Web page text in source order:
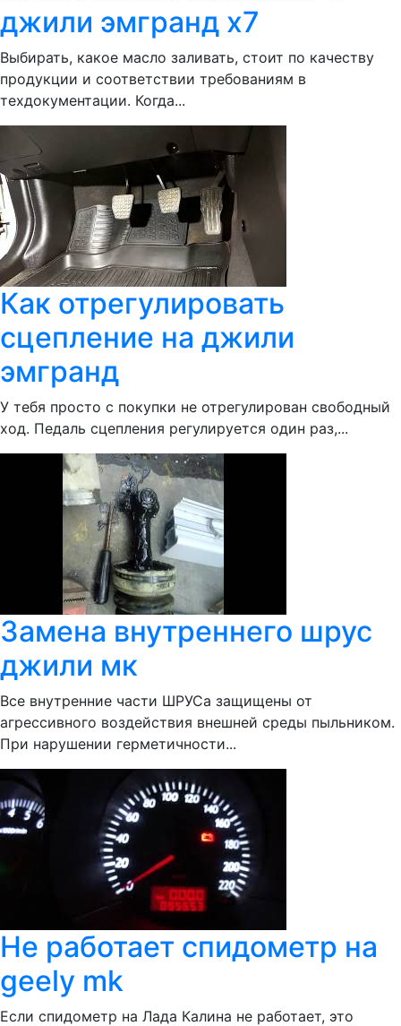
джили эмгранд х7
Выбирать, какое масло заливать, стоит по качеству
продукции и соответствии требованиям в
техдокументации. Когда...
Как отрегулировать
сцепление на джили
эмгранд
У тебя просто с покупки не отрегулирован свободный
ход. Педаль сцепления регулируется один раз,...
Замена внутреннего шрус
джили мк
Все внутренние части ШРУСа защищены от
агрессивного воздействия внешней среды пыльником.
При нарушении герметичности...
Не работает спидометр на
geely mk
Если спидометр на Лада Калина не работает, это